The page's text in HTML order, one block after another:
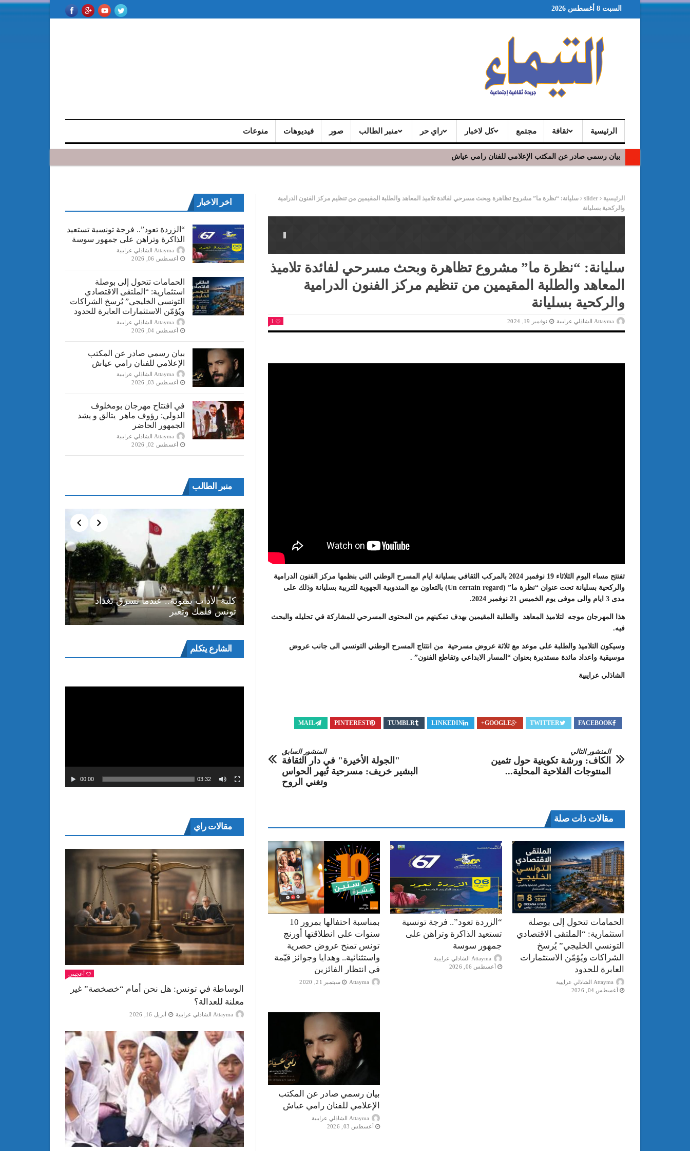
السبت 8 أغسطس 2026
الرئيسية ثقافة مجتمع كل لاخبار راي حر منبر الطالب صور فيديوهات منوعات
بيان رسمي صادر عن المكتب الإعلامي للفنان رامي عياش
الرئيسية slider
سليانة: “نظرة ما” مشروع تظاهرة وبحث مسرحي لفائدة تلاميذ المعاهد والطلبة المقيمين من تنظيم مركز الفنون الدرامية
والركحية بسليانة
سليانة: “نظرة ما” مشروع تظاهرة وبحث مسرحي لفائدة تلاميذ
المعاهد والطلبة المقيمين من تنظيم مركز الفنون الدرامية
والركحية بسليانة
Attayma الشاذلي عرايبية نوفمبر 19, 2024 1
تفتتح مساء اليوم الثلاثاء 19 نوفمبر 2024 بالمركب الثقافي بسليانة ايام المسرح الوطني التي بنظمها مركز الفنون الدرامية
والركحية بسليانة تحت عنوان “نظرة ما” (Un certain regard) بالتعاون مع المندوبية الجهوية للتربية بسليانة وذلك على
مدى 3 ايام والى موفى يوم الخميس 21 نوفمبر 2024.
هذا المهرجان موجه لتلاميذ المعاهد والطلبة المقيمين بهدف تمكينهم من المحتوى المسرحي للمشاركة في تحليله والبحث
فيه.
وسيكون التلاميذ والطلبة على موعد مع ثلاثة عروض مسرحية من انتتاج المسرح الوطني التونسي الى جانب عروض
موسيقية واعداد مائدة مستديرة بعنوان “المسار الابداعي وتقاطع الفنون” .
الشاذلي عرايبية
FACEBOOK
TWITTER
GOOGLE+
LINKEDIN
TUMBLR
PINTEREST
MAIL
المنشور السابق
"الجولة الأخيرة" في دار الثقافة
البشير خريف: مسرحية تُبهر الحواس
وتغني الروح
المنشور التالي
الكاف: ورشة تكوينية حول تثمين
المنتوجات الفلاحية المحلية...
مقالات ذات صلة
بمناسبة احتفالها بمرور 10
سنوات على انطلاقتها أورنج
تونس تمنح عروض حصرية
واستثنائية.. وهدايا وجوائز قيّمة
في انتظار الفائزين
Attayma سبتمبر 21, 2020
“الزردة تعود”.. فرجة تونسية
تستعيد الذاكرة وتراهن على
جمهور سوسة
Attayma الشاذلي عرايبية
أغسطس 06, 2026
الحمامات تتحول إلى بوصلة
استثمارية: “الملتقى الاقتصادي
التونسي الخليجي” يُرسخ
الشراكات ويُؤمّن الاستثمارات
العابرة للحدود
Attayma الشاذلي عرايبية
أغسطس 04, 2026
بيان رسمي صادر عن المكتب
الإعلامي للفنان رامي عياش
Attayma الشاذلي عرايبية
أغسطس 03, 2026
اخر الاخبار
“الزردة تعود”.. فرجة تونسية تستعيد
الذاكرة وتراهن على جمهور سوسة
Attayma الشاذلي عرايبية
أغسطس 06, 2026
الحمامات تتحول إلى بوصلة
استثمارية: “الملتقى الاقتصادي
التونسي الخليجي” يُرسخ الشراكات
ويُؤمّن الاستثمارات العابرة للحدود
Attayma الشاذلي عرايبية
أغسطس 04, 2026
بيان رسمي صادر عن المكتب
الإعلامي للفنان رامي عياش
Attayma الشاذلي عرايبية
أغسطس 03, 2026
في افتتاح مهرجان بومخلوف
الدولي: رؤوف ماهر يتالق و يشد
الجمهور الحاضر
Attayma الشاذلي عرايبية
أغسطس 02, 2026
منبر الطالب
كلية الأداب بمنوبة.. عندما تسرق بغداد
تونس قلمك وتعبر
الدولية…التجربة العمانية نموذجا
عبد الستار الخليفي: مهم جدا أن يتواصل
الملتقى الدولي الحسين بوزيان للمسرح
الجامعي بوجودي أو بدونه
الدورة 24 للمعرض الجامعي تحت
إلى التميّز”
الشارع يتكلممشغل
الفيديو
00:00 03:32
مقالات راي
أعجبني
الوساطة في تونس: هل نحن أمام “خصخصة” غير
معلنة للعدالة؟
Attayma الشاذلي عرايبية أبريل 16, 2026